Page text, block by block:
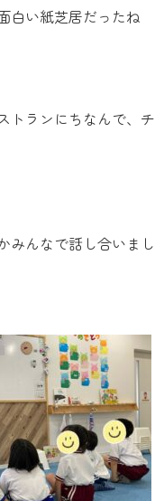
白い紙芝居だったね
トランにちなんで、
みんなで話し合いま